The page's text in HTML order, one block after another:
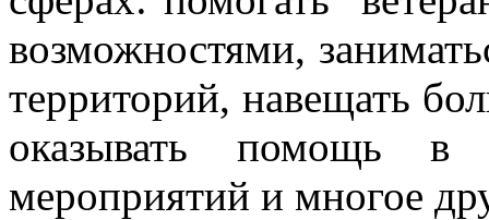
возможностями,
территорий, навещать
оказывать помощь в
мероприятий и многое